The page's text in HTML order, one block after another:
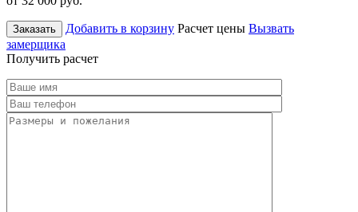
Заказать Добавить в корзину Расчет цены Вызвать
замерщика
Получить расчет